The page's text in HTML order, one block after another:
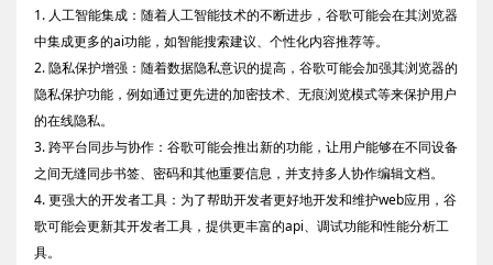
1. 人工智能集成：随着人工智能技术的不断进步，谷歌可能会在其浏览器
中集成更多的ai功能，如智能搜索建议、个性化内容推荐等。
2. 隐私保护增强：随着数据隐私意识的提高，谷歌可能会加强其浏览器的
隐私保护功能，例如通过更先进的加密技术、无痕浏览模式等来保护用户
的在线隐私。
3. 跨平台同步与协作：谷歌可能会推出新的功能，让用户能够在不同设备
之间无缝同步书签、密码和其他重要信息，并支持多人协作编辑文档。
4. 更强大的开发者工具：为了帮助开发者更好地开发和维护web应用，谷
歌可能会更新其开发者工具，提供更丰富的api、调试功能和性能分析工
具。